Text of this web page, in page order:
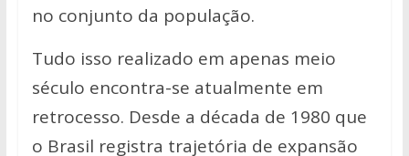
no conjunto da população.
Tudo isso realizado em apenas meio
século encontra-se atualmente em
retrocesso. Desde a década de 1980 que
o Brasil registra trajetória de expansão